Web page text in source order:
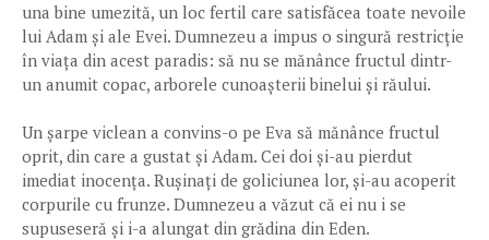
una bine umezită, un loc fertil care satisfăcea toate nevoile
lui Adam și ale Evei. Dumnezeu a impus o singură restricție
în viața din acest paradis: să nu se mănânce fructul dintr-
un anumit copac, arborele cunoașterii binelui și răului.
Un șarpe viclean a convins-o pe Eva să mănânce fructul
oprit, din care a gustat și Adam. Cei doi și-au pierdut
imediat inocența. Rușinați de goliciunea lor, și-au acoperit
corpurile cu frunze. Dumnezeu a văzut că ei nu i se
supuseseră și i-a alungat din grădina din Eden.